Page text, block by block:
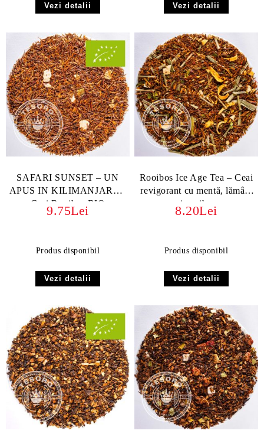
Vezi detalii Vezi detalii
SAFARI SUNSET – UN
APUS IN KILIMANJARO -
Ceai Rooibos BIO
ORGANIC cu portocală,
9.75Lei
Produs disponibil
Vezi detalii
Rooibos Ice Age Tea – Ceai
revigorant cu mentă, lămâie
și rooibos
8.20Lei
Produs disponibil
Vezi detalii